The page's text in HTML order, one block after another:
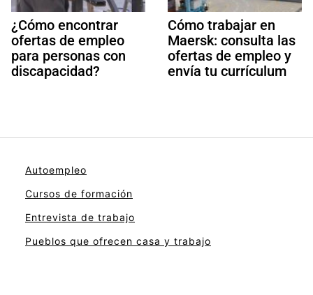
¿Cómo encontrar
ofertas de empleo
para personas con
discapacidad?
Cómo trabajar en
Maersk: consulta las
ofertas de empleo y
envía tu currículum
Autoempleo
Cursos de formación
Entrevista de trabajo
Pueblos que ofrecen casa y trabajo